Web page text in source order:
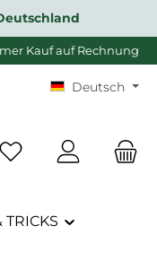
Kauf auf Rechnung
Deutsch
Du hast 0 Produkte
TRICKS